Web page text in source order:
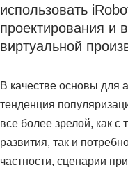
использовать
проектирования и
виртуальной
В качестве основы для
тенденция
все более зрелой, как с
развития, так и
частности, сценарии